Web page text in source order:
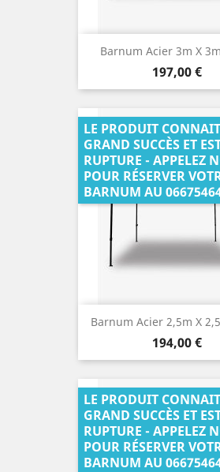
Barnum Acier 3m X
Prix
197,00 €
Barnum Acier 2,5m X
Prix
194,00 €
LE PRODUIT
GRAND SUCCÈS ET
RUPTURE - APPELEZ
POUR RÉSERVER
BARNUM AU
LE PRODUIT
GRAND SUCCÈS ET
RUPTURE - APPELEZ
POUR RÉSERVER
BARNUM AU